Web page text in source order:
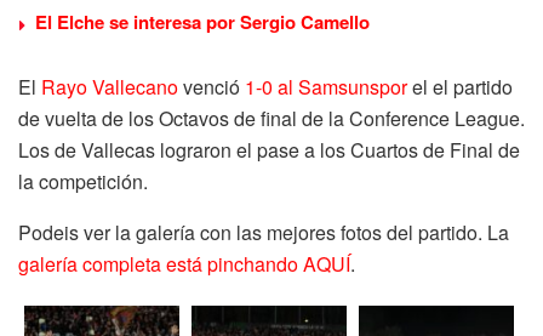
El Elche se interesa por Sergio Camello
El Rayo Vallecanovenció 1-0 al Samsunsporel el partido
de vuelta de los Octavos de final de la Conference League.
Los de Vallecas lograron el pase a los Cuartos de Final de
la competición.
Podeis ver la galería con las mejores fotos del partido. La
galería completa está pinchando AQUÍ.